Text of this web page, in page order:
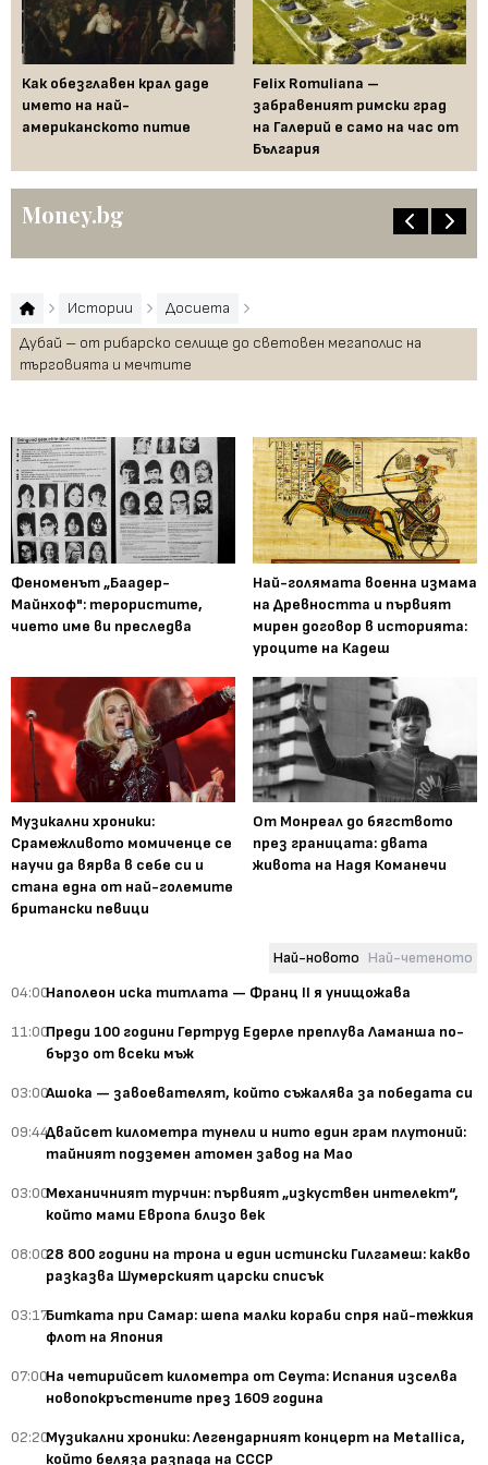
Как обезглавен крал даде
името на най-
американското питие
Felix Romuliana –
забравеният римски град
на Галерий е само на час от
България
Money.bg
Истории
Досиета
Дубай – от рибарско селище до световен мегаполис на
търговията и мечтите
Феноменът „Баадер-
Майнхоф": терористите,
чието име ви преследва
Най-голямата военна измама
на Древността и първият
мирен договор в историята:
уроците на Кадеш
Музикални хроники:
Срамежливото момиченце се
научи да вярва в себе си и
стана една от най-големите
британски певици
От Монреал до бягството
през границата: двата
живота на Надя Команечи
Най-новото Най-четеното
04:00Наполеон иска титлата — Франц II я унищожава
11:00Преди 100 години Гертруд Едерле преплува Ламанша по-
бързо от всеки мъж
03:00Ашока — завоевателят, който съжалява за победата си
09:44Двайсет километра тунели и нито един грам плутоний:
тайният подземен атомен завод на Мао
03:00Механичният турчин: първият „изкуствен интелект“,
който мами Европа близо век
08:0028 800 години на трона и един истински Гилгамеш: какво
разказва Шумерският царски списък
03:17Битката при Самар: шепа малки кораби спря най-тежкия
флот на Япония
07:00На четирийсет километра от Сеута: Испания изселва
новопокръстените през 1609 година
02:20Музикални хроники: Легендарният концерт на Metallica,
който беляза разпада на СССР